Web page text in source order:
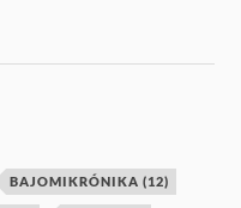
BAJOMIKRÓNIKA (12)